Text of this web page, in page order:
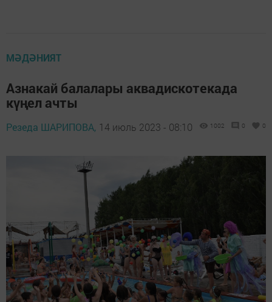
МӘДӘНИЯТ
Азнакай балалары аквадискотекада
күңел ачты
Резеда ШАРИПОВА, 14 июль 2023 - 08:10 1002 0 0